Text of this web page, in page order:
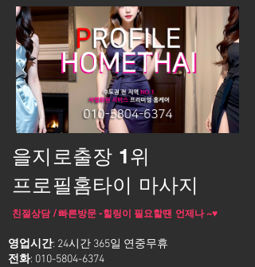
을지로출장 1위
프로필홈타이 마사지
친절상담 / 빠른방문 -힐링이 필요할땐 언제나 ~♥
영업시간: 24시간 365일 연중무휴
전화: 010-5804-6374